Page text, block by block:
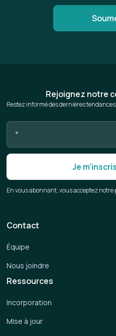
Rejoignez notre
Restez informé des dernières
En vous abonnant, vous acceptez
Ressources
Incorporation
Mise à jour
Contact
Équipe
Nous joindre